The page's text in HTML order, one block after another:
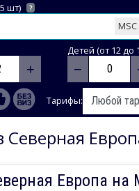
шт) ?
+
Детей (от 12 до
−
Тарифы:
Северная
Европа на